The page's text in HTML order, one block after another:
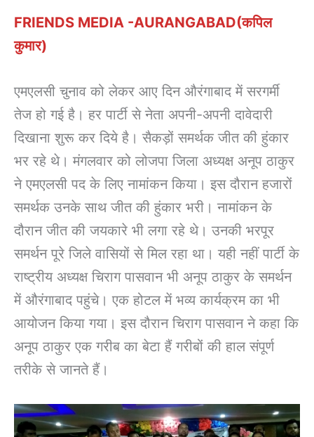
FRIENDS MEDIA -AURANGABAD(कपिल
कुमार)
एमएलसी चुनाव को लेकर आए दिन औरंगाबाद में सरगर्मी
तेज हो गई है। हर पार्टी से नेता अपनी-अपनी दावेदारी
दिखाना शुरू कर दिये है। सैकड़ों समर्थक जीत की हुंकार
भर रहे थे। मंगलवार को लोजपा जिला अध्यक्ष अनूप ठाकुर
ने एमएलसी पद के लिए नामांकन किया। इस दौरान हजारों
समर्थक उनके साथ जीत की हुंकार भरी। नामांकन के
दौरान जीत की जयकारे भी लगा रहे थे। उनकी भरपूर
समर्थन पूरे जिले वासियों से मिल रहा था। यही नहीं पार्टी के
राष्ट्रीय अध्यक्ष चिराग पासवान भी अनूप ठाकुर के समर्थन
में औरंगाबाद पहुंचे। एक होटल में भव्य कार्यक्रम का भी
आयोजन किया गया। इस दौरान चिराग पासवान ने कहा कि
अनूप ठाकुर एक गरीब का बेटा हैं गरीबों की हाल संपूर्ण
तरीके से जानते हैं।